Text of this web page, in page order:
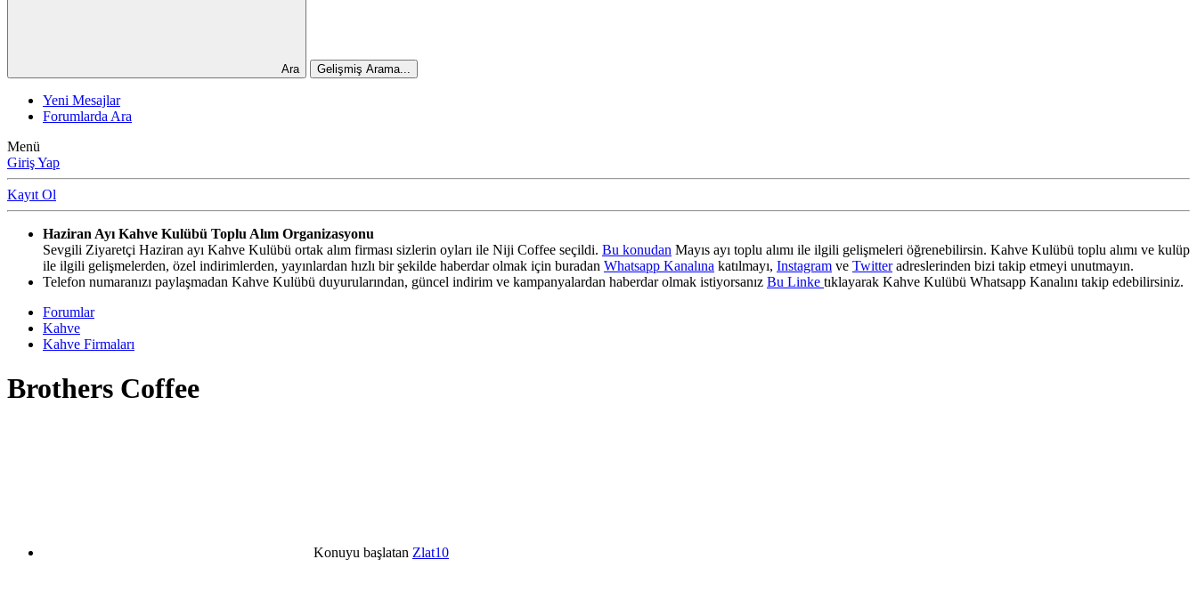
Ara Gelişmiş Arama...
Yeni Mesajlar
Forumlarda Ara
Menü
Giriş Yap
Kayıt Ol
Haziran Ayı Kahve Kulübü Toplu Alım Organizasyonu
Sevgili Ziyaretçi Haziran ayı Kahve Kulübü ortak alım firması sizlerin oyları ile Niji Coffee seçildi. Bu konudan Mayıs ayı toplu alımı ile ilgili gelişmeleri öğrenebilirsin. Kahve Kulübü toplu alımı ve kulüp
ile ilgili gelişmelerden, özel indirimlerden, yayınlardan hızlı bir şekilde haberdar olmak için buradan Whatsapp Kanalına katılmayı, Instagram ve Twitteradreslerinden bizi takip etmeyi unutmayın.
Telefon numaranızı paylaşmadan Kahve Kulübü duyurularından, güncel indirim ve kampanyalardan haberdar olmak istiyorsanız Bu Linke tıklayarak Kahve Kulübü Whatsapp Kanalını takip edebilirsiniz.
Forumlar
Kahve
Kahve Firmaları
Brothers Coffee
Konuyu başlatan Zlat10